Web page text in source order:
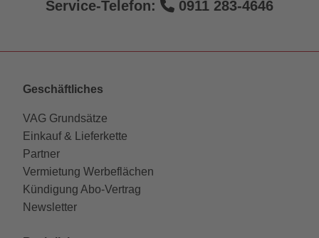
Service-Telefon:
0911 283-4646
Geschäftliches
VAG Grundsätze
Einkauf & Lieferkette
Partner
Vermietung Werbeflächen
Kündigung Abo-Vertrag
Newsletter